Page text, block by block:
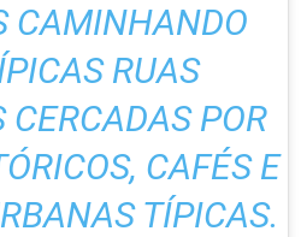
CAMINHANDO
RUAS
CERCADAS POR
CAFÉS E
TÍPICAS.